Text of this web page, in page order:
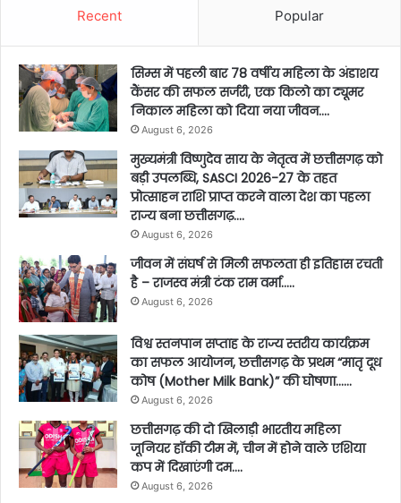
Recent Popular
सिम्स में पहली बार 78 वर्षीय महिला के अंडाशय
कैंसर की सफल सर्जरी, एक किलो का ट्यूमर
निकाल महिला को दिया नया जीवन….
August 6, 2026
मुख्यमंत्री विष्णुदेव साय के नेतृत्व में छत्तीसगढ़ को
बड़ी उपलब्धि, SASCI 2026-27 के तहत
प्रोत्साहन राशि प्राप्त करने वाला देश का पहला
राज्य बना छत्तीसगढ़….
August 6, 2026
जीवन में संघर्ष से मिली सफलता ही इतिहास रचती
है – राजस्व मंत्री टंक राम वर्मा…..
August 6, 2026
विश्व स्तनपान सप्ताह के राज्य स्तरीय कार्यक्रम
का सफल आयोजन, छत्तीसगढ़ के प्रथम “मातृ दूध
कोष (Mother Milk Bank)” की घोषणा……
August 6, 2026
छत्तीसगढ़ की दो खिलाड़ी भारतीय महिला
जूनियर हॉकी टीम में, चीन में होने वाले एशिया
कप में दिखाएंगी दम….
August 6, 2026